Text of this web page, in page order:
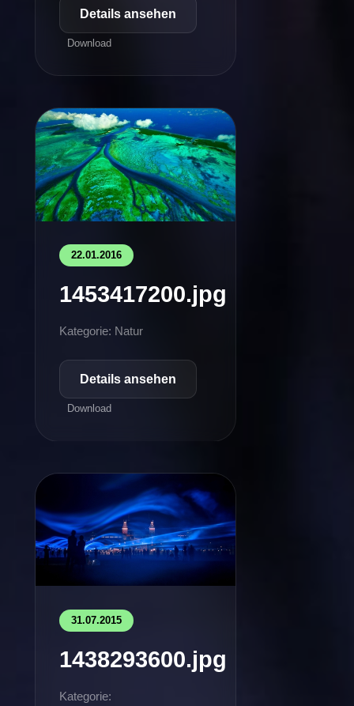
Details ansehen
Download
22.01.2016
1453417200.jpg
Kategorie: Natur
Details ansehen
Download
31.07.2015
1438293600.jpg
Kategorie: